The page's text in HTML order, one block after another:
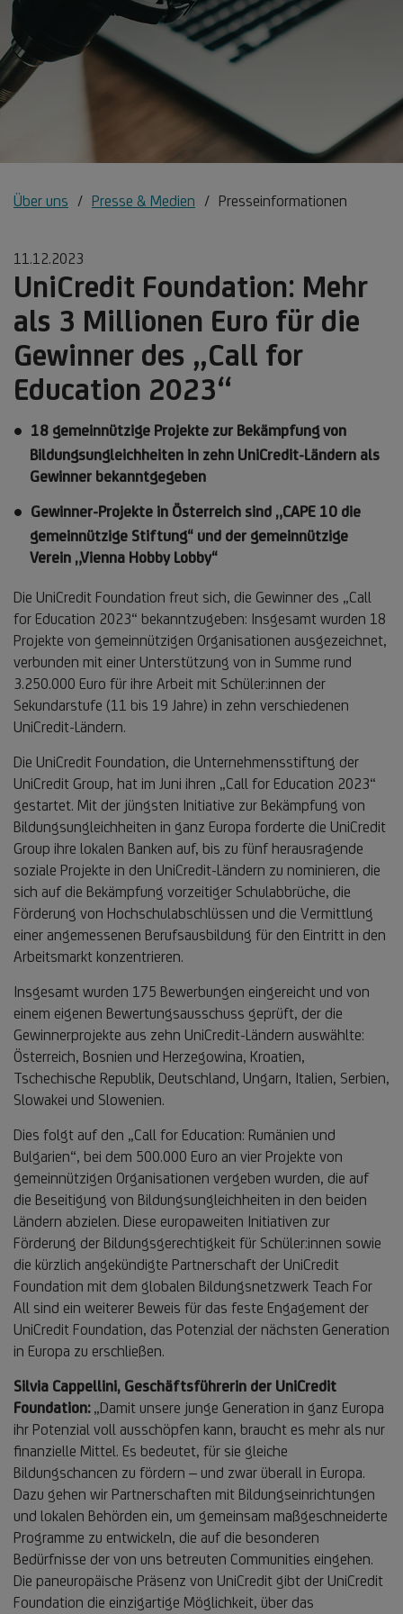
Über uns Presse & Medien Presseinformationen
11.12.2023
UniCredit Foundation: Mehr
als 3 Millionen Euro für die
Gewinner des „Call for
Education 2023“
18 gemeinnützige Projekte zur Bekämpfung von
Bildungsungleichheiten in zehn UniCredit-Ländern als
Gewinner bekanntgegeben
Gewinner-Projekte in Österreich sind „CAPE 10 die
gemeinnützige Stiftung“ und der gemeinnützige
Verein „Vienna Hobby Lobby“
Die UniCredit Foundation freut sich, die Gewinner des „Call
for Education 2023“ bekanntzugeben: Insgesamt wurden 18
Projekte von gemeinnützigen Organisationen ausgezeichnet,
verbunden mit einer Unterstützung von in Summe rund
3.250.000 Euro für ihre Arbeit mit Schüler:innen der
Sekundarstufe (11 bis 19 Jahre) in zehn verschiedenen
UniCredit-Ländern.
Die UniCredit Foundation, die Unternehmensstiftung der
UniCredit Group, hat im Juni ihren „Call for Education 2023“
gestartet. Mit der jüngsten Initiative zur Bekämpfung von
Bildungsungleichheiten in ganz Europa forderte die UniCredit
Group ihre lokalen Banken auf, bis zu fünf herausragende
soziale Projekte in den UniCredit-Ländern zu nominieren, die
sich auf die Bekämpfung vorzeitiger Schulabbrüche, die
Förderung von Hochschulabschlüssen und die Vermittlung
einer angemessenen Berufsausbildung für den Eintritt in den
Arbeitsmarkt konzentrieren.
Insgesamt wurden 175 Bewerbungen eingereicht und von
einem eigenen Bewertungsausschuss geprüft, der die
Gewinnerprojekte aus zehn UniCredit-Ländern auswählte:
Österreich, Bosnien und Herzegowina, Kroatien,
Tschechische Republik, Deutschland, Ungarn, Italien, Serbien,
Slowakei und Slowenien.
Dies folgt auf den „Call for Education: Rumänien und
Bulgarien“, bei dem 500.000 Euro an vier Projekte von
gemeinnützigen Organisationen vergeben wurden, die auf
die Beseitigung von Bildungsungleichheiten in den beiden
Ländern abzielen. Diese europaweiten Initiativen zur
Förderung der Bildungsgerechtigkeit für Schüler:innen sowie
die kürzlich angekündigte Partnerschaft der UniCredit
Foundation mit dem globalen Bildungsnetzwerk Teach For
All sind ein weiterer Beweis für das feste Engagement der
UniCredit Foundation, das Potenzial der nächsten Generation
in Europa zu erschließen.
Silvia Cappellini, Geschäftsführerin der UniCredit
Foundation:„Damit unsere junge Generation in ganz Europa
ihr Potenzial voll ausschöpfen kann, braucht es mehr als nur
finanzielle Mittel. Es bedeutet, für sie gleiche
Bildungschancen zu fördern – und zwar überall in Europa.
Dazu gehen wir Partnerschaften mit Bildungseinrichtungen
und lokalen Behörden ein, um gemeinsam maßgeschneiderte
Programme zu entwickeln, die auf die besonderen
Bedürfnisse der von uns betreuten Communities eingehen.
Die paneuropäische Präsenz von UniCredit gibt der UniCredit
Foundation die einzigartige Möglichkeit, über das